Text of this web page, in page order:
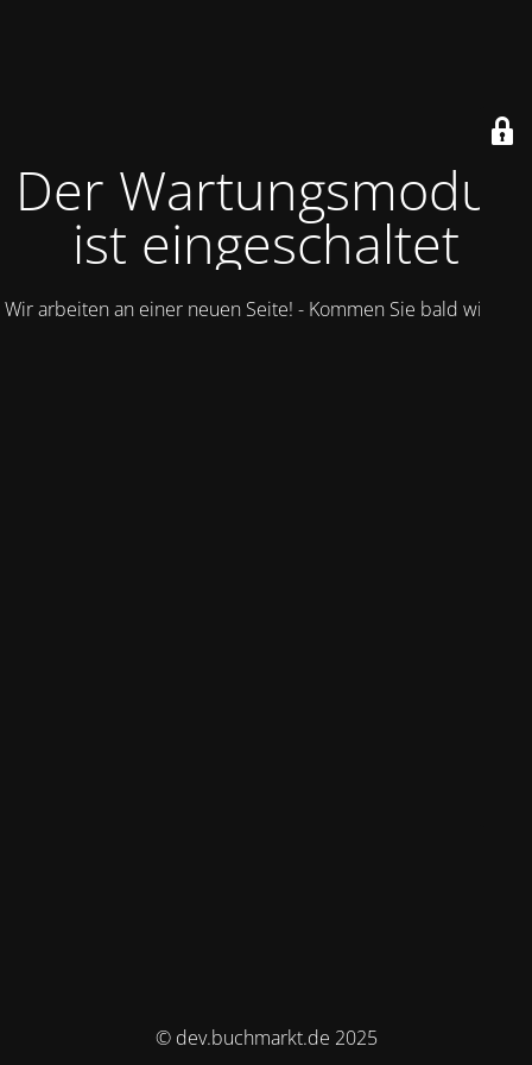
Der Wartungsmodus
ist eingeschaltet
Wir arbeiten an einer neuen Seite! - Kommen Sie bald wieder.
© dev.buchmarkt.de 2025